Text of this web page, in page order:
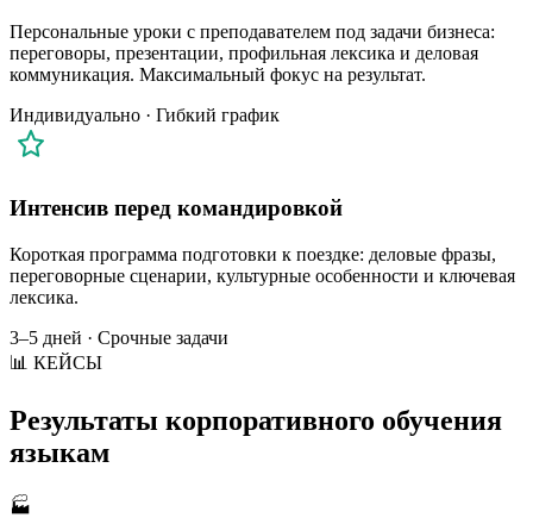
Персональные уроки с преподавателем под задачи бизнеса:
переговоры, презентации, профильная лексика и деловая
коммуникация. Максимальный фокус на результат.
Индивидуально · Гибкий график
Интенсив перед командировкой
Короткая программа подготовки к поездке: деловые фразы,
переговорные сценарии, культурные особенности и ключевая
лексика.
3–5 дней · Срочные задачи
📊 КЕЙСЫ
Результаты корпоративного обучения
языкам
🏭